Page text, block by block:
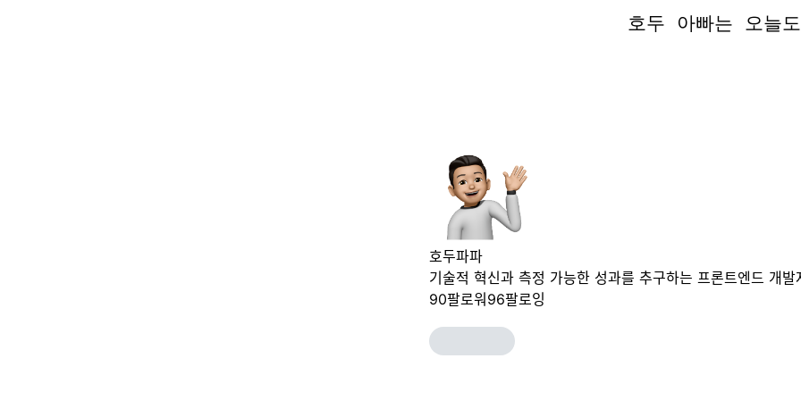
호두 아빠는 오늘
호두 아빠는 오늘
호두파파
기술적 혁신과 측정 가능한 성과를 추구하는 프론트엔드 개발
90팔로워 96팔로잉